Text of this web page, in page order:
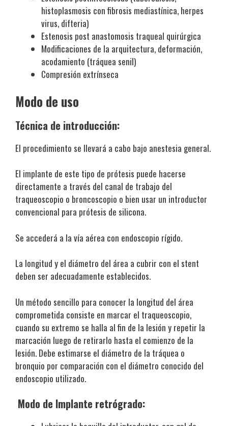
histoplasmosis con fibrosis mediastínica, herpes
virus, difteria)
Estenosis post anastomosis traqueal quirúrgica
Modificaciones de la arquitectura, deformación,
acodamiento (tráquea senil)
Compresión extrínseca
Modo de uso
Técnica de introducción:
El procedimiento se llevará a cabo bajo anestesia general.
El implante de este tipo de prótesis puede hacerse
directamente a través del canal de trabajo del
traqueoscopio o broncoscopio o bien usar un introductor
convencional para prótesis de silicona.
Se accederá a la vía aérea con endoscopio rígido.
La longitud y el diámetro del área a cubrir con el stent
deben ser adecuadamente establecidos.
Un método sencillo para conocer la longitud del área
comprometida consiste en marcar el traqueoscopio,
cuando su extremo se halla al fin de la lesión y repetir la
marcación luego de retirarlo hasta el comienzo de la
lesión. Debe estimarse el diámetro de la tráquea o
bronquio por comparación con el diámetro conocido del
endoscopio utilizado.
Modo de Implante retrógrado: